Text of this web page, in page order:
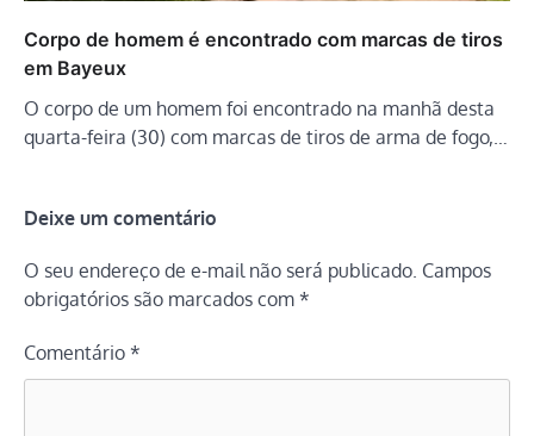
Corpo de homem é encontrado com marcas de tiros
em Bayeux
O corpo de um homem foi encontrado na manhã desta
quarta-feira (30) com marcas de tiros de arma de fogo,…
Deixe um comentário
O seu endereço de e-mail não será publicado. Campos
obrigatórios são marcados com *
Comentário *